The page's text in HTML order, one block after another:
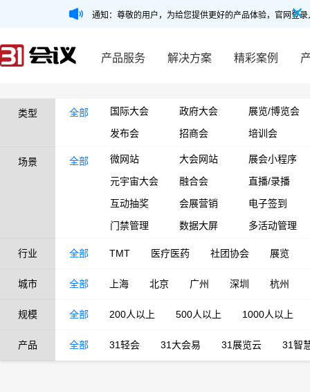
通知：尊敬的用户，为给您提供更好的产品体验，官网登
产品服务 解决方案 精彩案例
类型 全部 国际大会 政府大会
展览/博览会
发布会
招商会 培训会
场景 全部 微网站 大会网站
展会小程序
元宇宙大会
融合会
直播/录播
互动抽奖
会展营销
电子签到
门禁管理
数据大屏 多活动管理
行业 全部 TMT 医疗医药 社团协会 展览
城市 全部 上海 北京 广州 深圳 杭州
规模 全部 200人以上 500人以上 1000人以上
产品 全部 31轻会 31大会易 31展览云 31智